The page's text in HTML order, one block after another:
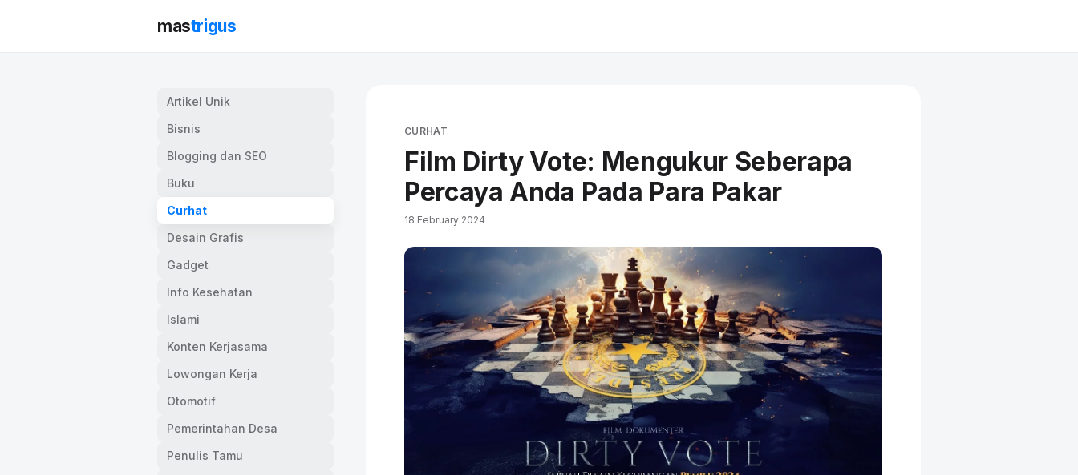
mastrigus
CURHAT
Film Dirty Vote: Mengukur Seberapa
Percaya Anda Pada Para Pakar
18 February 2024
Artikel Unik
Bisnis
Blogging dan SEO
Buku
Curhat
Desain Grafis
Gadget
Info Kesehatan
Islami
Konten Kerjasama
Lowongan Kerja
Otomotif
Pemerintahan Desa
Penulis Tamu